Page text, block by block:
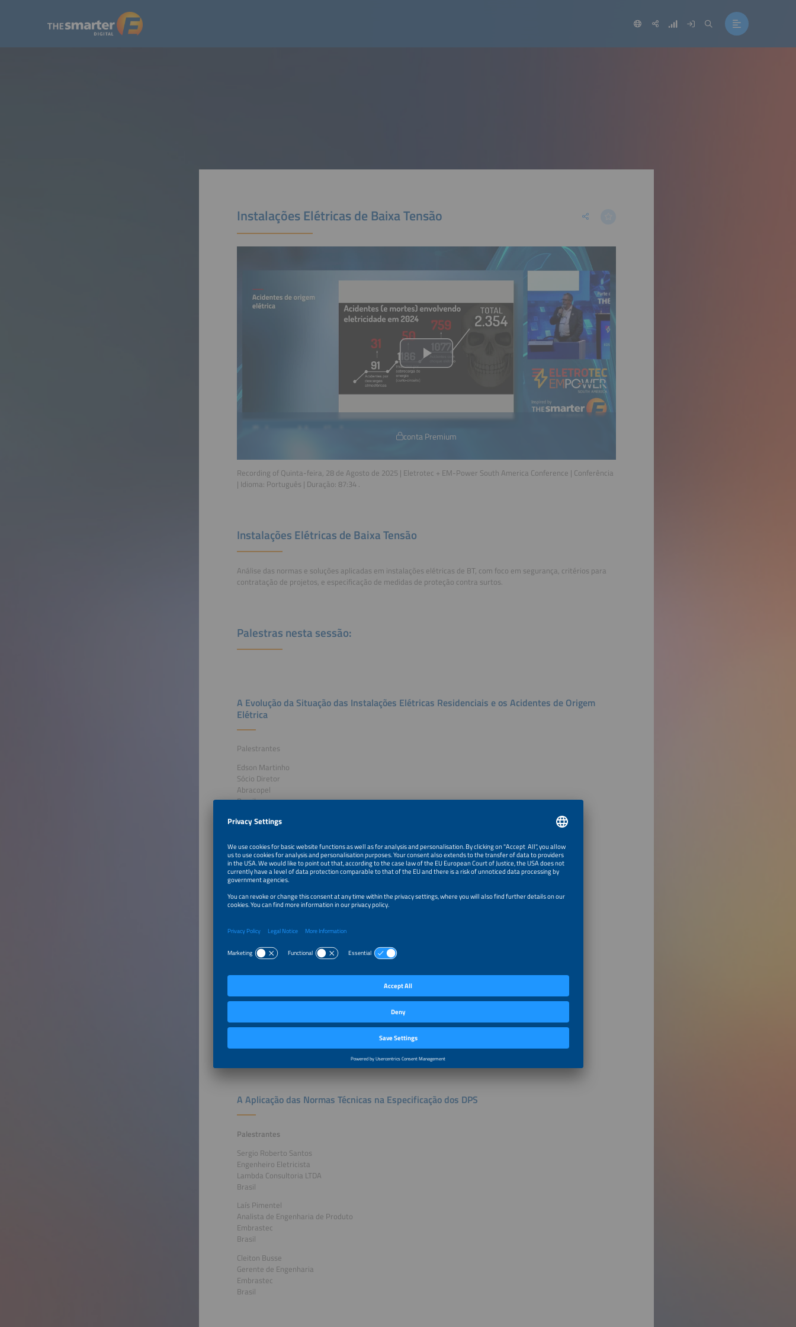
Instalações Elétricas de Baixa Tensão
conta Premium
Recording of Quinta-feira, 28 de Agosto de 2025 | Eletrotec + EM-Power South America Conference | Conferência
| Idioma: Português | Duração: 87:34 .
Instalações Elétricas de Baixa Tensão
Análise das normas e soluções aplicadas em instalações elétricas de BT, com foco em segurança, critérios para
contratação de projetos, e especificação de medidas de proteção contra surtos.
Palestras nesta sessão:
A Evolução da Situação das Instalações Elétricas Residenciais e os Acidentes de Origem
Elétrica
Palestrantes
Edson Martinho
Sócio Diretor
Abracopel
Brasil
Prof. Danilo de Souza
UNIVERSIDADE FEDERAL DE MATO GROSSO
Brasil
Walter Aguiar Martins Júnior
Engenheiro Eletricista
Abracopel
Brasil
Critérios para Contratação de Projetos de Sistemas Elétricos Prediais
Palestrantes
Sócio-diretor
Brasil
A Aplicação das Normas Técnicas na Especificação dos DPS
Palestrantes
Sergio Roberto Santos
Engenheiro Eletricista
Lambda Consultoria LTDA
Brasil
Laís Pimentel
Analista de Engenharia de Produto
Embrastec
Brasil
Cleiton Busse
Gerente de Engenharia
Embrastec
Brasil